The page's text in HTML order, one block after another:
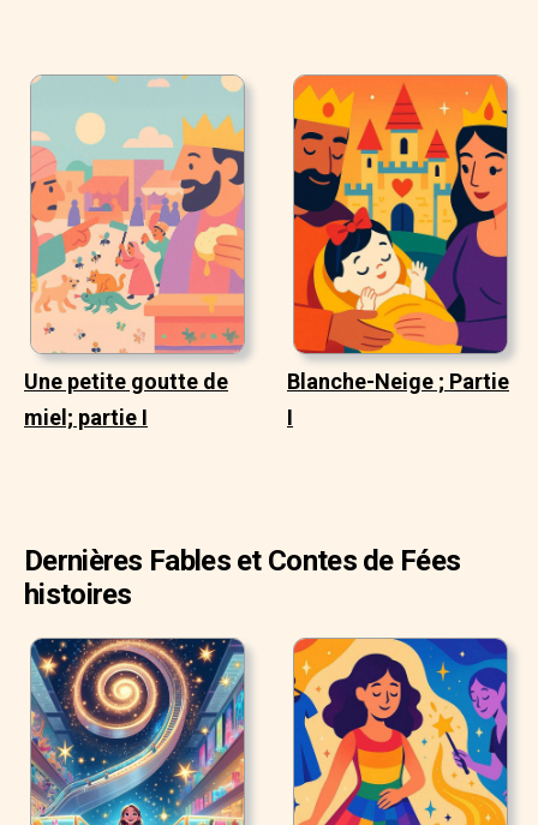
Une petite goutte de
miel; partie I
Blanche-Neige ; Partie
I
Dernières Fables et Contes de Fées
histoires